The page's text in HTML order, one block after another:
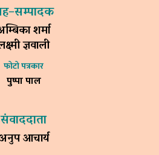
शर्मा
ज्ञवाली
फोटो पत्रकार
पुष्पा पाल
संवाददाता
आचार्य